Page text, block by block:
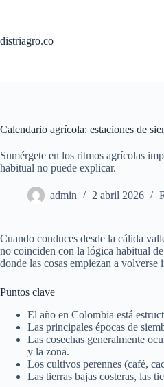
distriagro.co
Calendario agrícola: estaciones de
Sumérgete en los ritmos agrícolas
habitual no puede explicar.
admin 2 abril 2026
Cuando conduces desde la cálida
no coinciden con la lógica habitual
donde las cosas empiezan a volverse
Puntos clave
El año en Colombia está
Las principales épocas de
Las cosechas generalmente
y la zona.
Los cultivos perennes (café,
Las tierras bajas costeras, las